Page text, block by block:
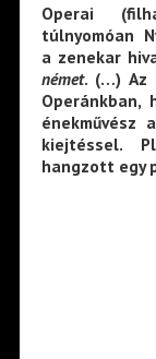
Operai
túlnyomóan
a zenekar
német. (…) Az
énekművész
kiejtéssel.
hangzott egy